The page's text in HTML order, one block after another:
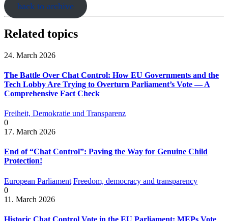
back to archive
Related topics
24. March 2026
The Battle Over Chat Control: How EU Governments and the
Tech Lobby Are Trying to Overturn Parliament’s Vote — A
Comprehensive Fact Check
Freiheit, Demokratie und Transparenz
0
17. March 2026
End of “Chat Control”: Paving the Way for Genuine Child
Protection!
European Parliament Freedom, democracy and transparency
0
11. March 2026
Historic Chat Control Vote in the EU Parliament: MEPs Vote